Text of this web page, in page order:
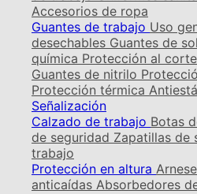
Accesorios de ropa
Guantes de trabajo Uso
desechables Guantes de
química Protección al corte
Guantes de nitrilo
Protección térmica
Señalización
Calzado de trabajo Botas
de seguridad Zapatillas de
trabajo
Protección en altura
anticaídas Absorbedores